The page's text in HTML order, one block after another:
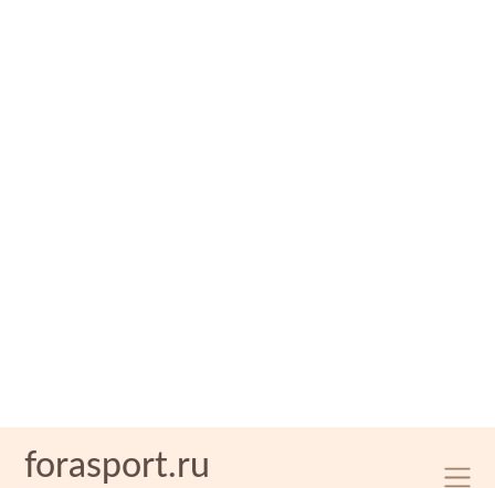
forasport.ru